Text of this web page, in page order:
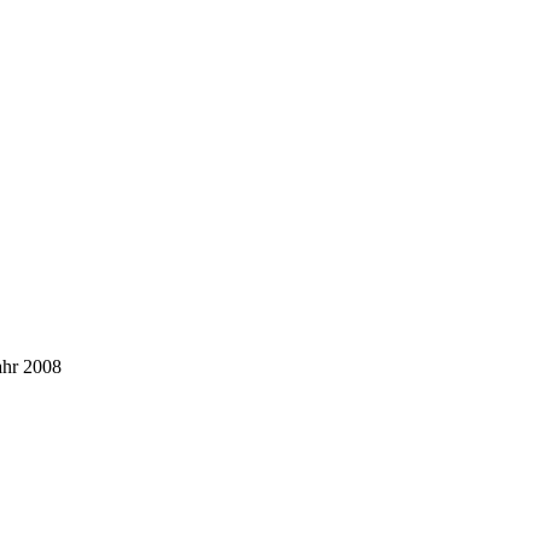
2008